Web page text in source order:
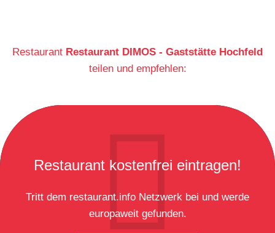
Restaurant Restaurant DIMOS - Gaststätte Hochfeld
teilen und empfehlen:
Restaurant kostenfrei eintragen!
Tritt dem restaurant.info Netzwerk bei und werde
europaweit gefunden.